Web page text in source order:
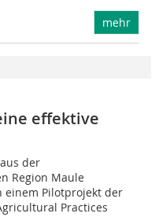
mehr
effektive
der
Region Maule
einem Pilotprojekt der
Practices